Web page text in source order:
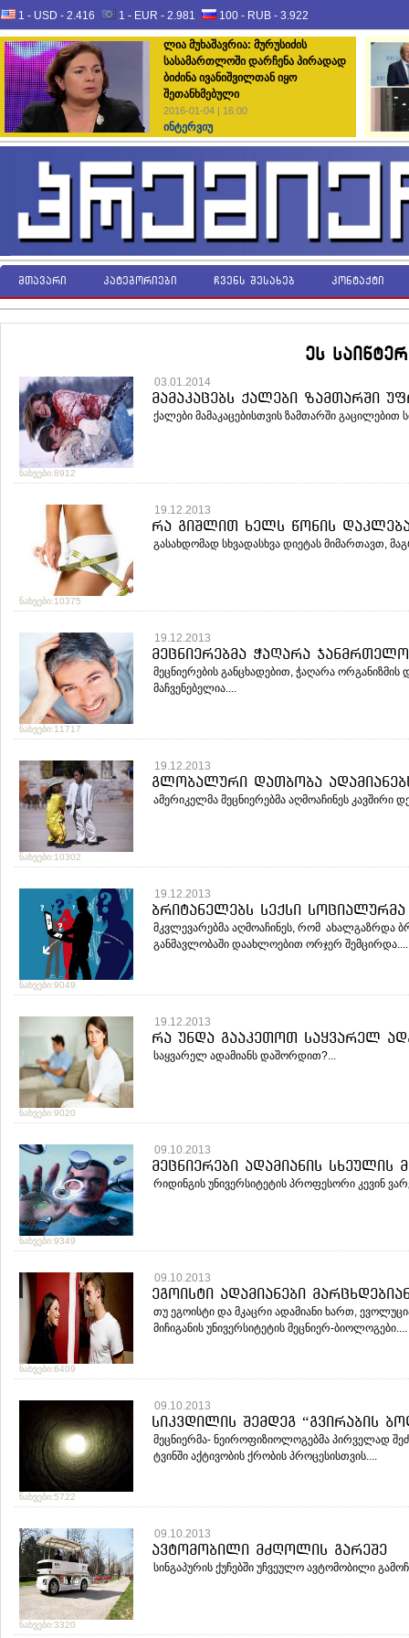
1 - USD - 2.416 1 - EUR - 2.981 100 - RUB - 3.922
ლია მუხაშავრია: მურუსიძის
სასამართლოში დარჩენა პირადად
ბიძინა ივანიშვილთან იყო
შეთანხმებული
2016-01-04 | 16:00
ინტერვიუ
მთავარი კატეგორიები ჩვენს შესახებ კონტაქტი
ეს
ნახვები:8912
03.01.2014
მამაკაცებს ქალები ზამთარში
ქალები მამაკაცებისთვის ზამთარში
ნახვები:10375
19.12.2013
რა გიშლით ხელს წონის
გასახდომად სხვადასხვა დიეტას მიმართავთ,
ნახვები:11717
19.12.2013
მეცნიერებმა ჭაღარა
მეცნიერების განცხადებით, ჭაღარა
მაჩვენებელია....
ნახვები:10302
19.12.2013
გლობალური დათბობა
ამერიკელმა მეცნიერებმა აღმოაჩინეს კავშირი
ნახვები:9049
19.12.2013
ბრიტანელებს სექსი
მკვლევარებმა აღმოაჩინეს, რომ ახალგაზრდა
განმავლობაში დაახლოებით ორჯერ შემცირდა....
ნახვები:9020
19.12.2013
რა უნდა გააკეთოთ საყვარელ
საყვარელ ადამიანს დაშორდით?...
ნახვები:9349
09.10.2013
მეცნიერები ადამიანის სხეულის
რიდინგის უნივერსიტეტის პროფესორი კევინ
ნახვები:6409
09.10.2013
ეგოისტი ადამიანები
თუ ეგოისტი და მკაცრი ადამიანი ხართ,
მიჩიგანის უნივერსიტეტის მეცნიერ-ბიოლოგები....
ნახვები:5722
09.10.2013
სიკვდილის შემდეგ “გვირაბის
მეცნიერმა- ნეიროფიზიოლოგებმა პირველად
ტვინში აქტივობის ქრობის პროცესისთვის....
ნახვები:3320
09.10.2013
ავტომობილი მძღოლის გარეშე
სინგაპურის ქუჩებში უჩვეულო ავტომობილი